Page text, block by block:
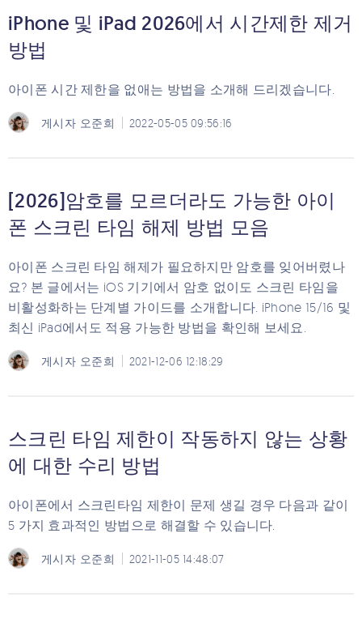
iPhone 및 iPad 2026에서 시간제한 제거
방법
아이폰 시간 제한을 없애는 방법을 소개해 드리겠습니다.
게시자 오준희 2022-05-05 09:56:16
[2026]암호를 모르더라도 가능한 아이
폰 스크린 타임 해제 방법 모음
아이폰 스크린 타임 해제가 필요하지만 암호를 잊어버렸나
요? 본 글에서는 iOS 기기에서 암호 없이도 스크린 타임을
비활성화하는 단계별 가이드를 소개합니다. iPhone 15/16 및
최신 iPad에서도 적용 가능한 방법을 확인해 보세요.
게시자 오준희 2021-12-06 12:18:29
스크린 타임 제한이 작동하지 않는 상황
에 대한 수리 방법
아이폰에서 스크린타임 제한이 문제 생길 경우 다음과 같이
5 가지 효과적인 방법으로 해결할 수 있습니다.
게시자 오준희 2021-11-05 14:48:07